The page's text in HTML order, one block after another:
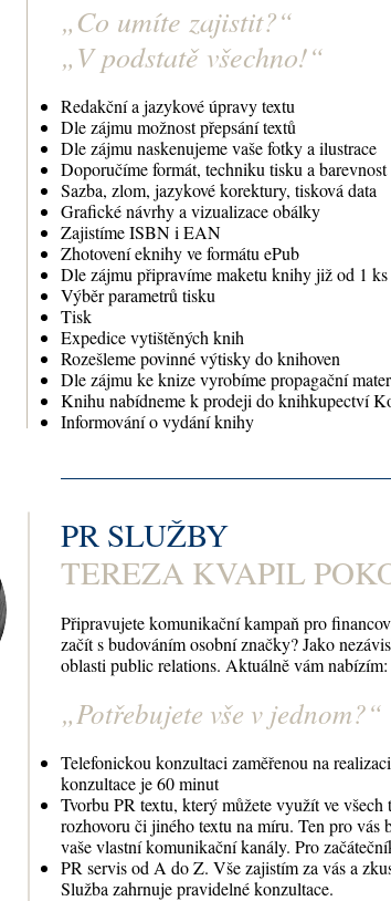
„Co umíte zajistit?“
„V podstatě všechno!“
Redakční a jazykové úpravy textu
Dle zájmu možnost přepsání textů
Dle zájmu naskenujeme vaše fotky a ilustrace
Doporučíme formát, techniku tisku a barevnost
Sazba, zlom, jazykové korektury, tisková data
Grafické návrhy a vizualizace obálky
Zajistíme ISBN i EAN
Zhotovení eknihy ve formátu ePub
Dle zájmu připravíme maketu knihy již od 1 ks
Výběr parametrů tisku
Tisk
Expedice vytištěných knih
Rozešleme povinné výtisky do knihoven
Dle zájmu ke knize vyrobíme propagační
Knihu nabídneme k prodeji do knihkupectví
Informování o vydání knihy
PR SLUŽBY
TEREZA KVAPIL
Připravujete komunikační kampaň pro
začít s budováním osobní značky? Jako
oblasti public relations. Aktuálně vám nabízím:
„Potřebujete vše v jednom?“
Telefonickou konzultaci zaměřenou na
konzultace je 60 minut
Tvorbu PR textu, který můžete využít ve
rozhovoru či jiného textu na míru. Ten pro
vaše vlastní komunikační kanály. Pro
PR servis od A do Z. Vše zajistím za vás a
Služba zahrnuje pravidelné konzultace.